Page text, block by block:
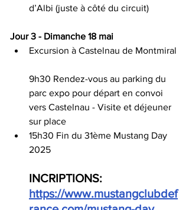
d’Albi (juste à côté du circuit)
Jour 3 - Dimanche 18 mai
Excursion à Castelnau de Montmiral
9h30 Rendez-vous au parking du
parc expo pour départ en convoi
vers Castelnau - Visite et déjeuner
sur place
15h30 Fin du 31ème Mustang Day
2025
INCRIPTIONS:
https://www.mustangclubdef